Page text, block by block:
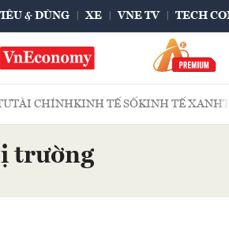
& DÙNG XE VNE TV TECH
TÀI CHÍNHKINH TẾ SỐKINH TẾ XANH
trường